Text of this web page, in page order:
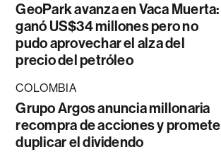
GeoPark avanza en Vaca Muerta:
ganó US$34 millones pero no
pudo aprovechar el alza del
precio del petróleo
COLOMBIA
Grupo Argos anuncia millonaria
recompra de acciones y promete
duplicar el dividendo